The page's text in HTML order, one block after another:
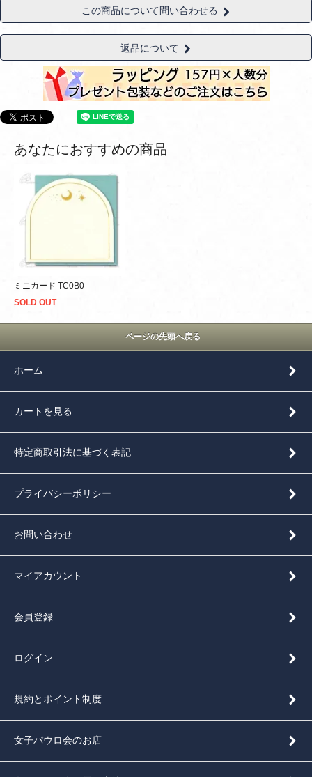
この商品について問い合わせる
返品について
あなたにおすすめの商品
ミニカード TC0B0
SOLD OUT
ページの先頭へ戻る
ホーム
カートを見る
特定商取引法に基づく表記
プライバシーポリシー
お問い合わせ
マイアカウント
会員登録
ログイン
規約とポイント制度
女子パウロ会のお店